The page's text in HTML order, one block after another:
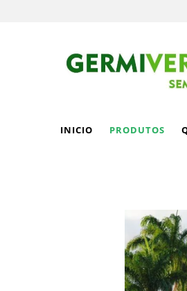
INICIO PRODUTOS